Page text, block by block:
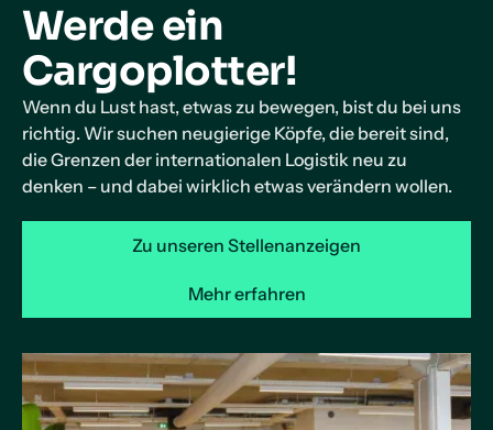
Werde ein
Cargoplotter!
Wenn du Lust hast, etwas zu bewegen, bist du bei uns
richtig. Wir suchen neugierige Köpfe, die bereit sind,
die Grenzen der internationalen Logistik neu zu
denken – und dabei wirklich etwas verändern wollen.
Zu unseren Stellenanzeigen
Mehr erfahren